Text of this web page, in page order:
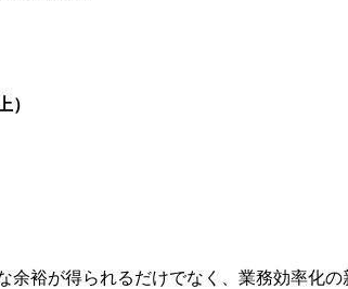
）
裕が得られるだけでなく、業務効率化の